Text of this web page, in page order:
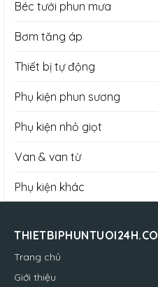
Béc tưới phun mưa
Bơm tăng áp
Thiết bị tự động
Phụ kiện phun sương
Phụ kiện nhỏ giọt
Van & van từ
Phụ kiện khác
Trang chủ
Giới thiệu